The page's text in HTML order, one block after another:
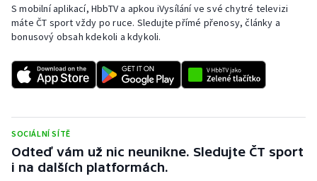
Volejbal
Ostatní
S mobilní aplikací, HbbTV a apkou iVysílání ve své chytré televizi
máte ČT sport vždy po ruce. Sledujte přímé přenosy, články a
bonusový obsah kdekoli a kdykoli.
SOCIÁLNÍ SÍTĚ
Odteď vám už nic neunikne. Sledujte ČT sport
i na dalších platformách.